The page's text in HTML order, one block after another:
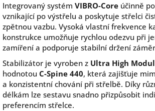
Integrovaný systém VIBRO-Core účinně
vznikající po výstřelu a poskytuje střelci
zpětnou vazbu. Vysoká vlastní frekvence
konstrukce umožňuje rychlou odezvu při
zamíření a podporuje stabilní držení
Stabilizátor je vyroben z Ultra High
hodnotou C-Spine 440, která zajišťuje
a konzistentní chování při střelbě. Díky
délkám lze sestavu snadno přizpůsobit
preferencím střelce.